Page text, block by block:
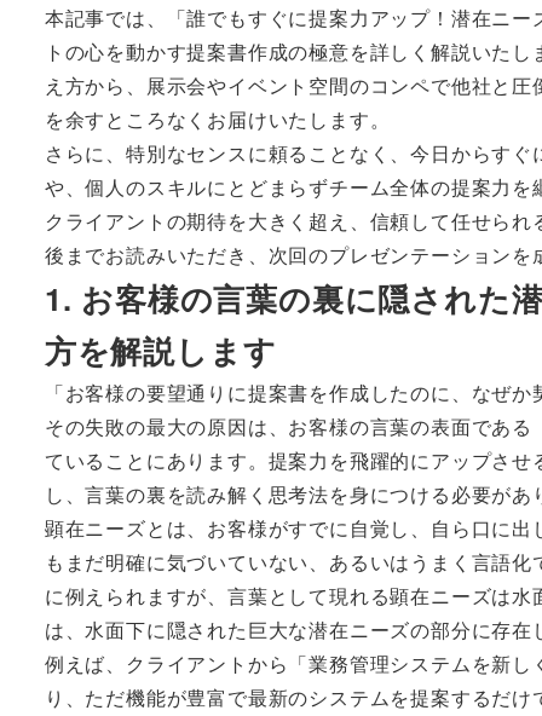
本記事では、「誰でもすぐに提案力アップ！潜在ニ
トの心を動かす提案書作成の極意を詳しく解説いた
え方から、展示会やイベント空間のコンペで他社と
を余すところなくお届けいたします。
さらに、特別なセンスに頼ることなく、今日からす
や、個人のスキルにとどまらずチーム全体の提案力
クライアントの期待を大きく超え、信頼して任せら
後までお読みいただき、次回のプレゼンテーション
1. お客様の言葉の裏に隠された
方を解説します
「お客様の要望通りに提案書を作成したのに、なぜ
その失敗の最大の原因は、お客様の言葉の表面であ
ていることにあります。提案力を飛躍的にアップさ
し、言葉の裏を読み解く思考法を身につける必要があ
顕在ニーズとは、お客様がすでに自覚し、自ら口に
もまだ明確に気づいていない、あるいはうまく言語
に例えられますが、言葉として現れる顕在ニーズは
は、水面下に隠された巨大な潜在ニーズの部分に存在
例えば、クライアントから「業務管理システムを新
り、ただ機能が豊富で最新のシステムを提案するだ